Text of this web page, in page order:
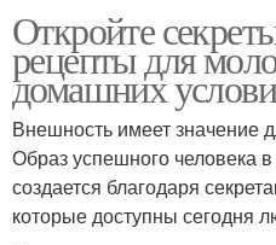
Откройте
рецепты для
домашних
Внешность имеет значение
Образ успешного человека
создается благодаря
которые доступны сегодня